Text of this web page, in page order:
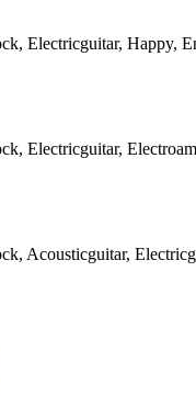
Electricguitar, Happy,
Electricguitar,
Acousticguitar,